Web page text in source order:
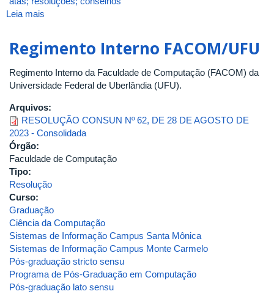
Leia mais
Resoluções
Conselhos
Superiores
Regimento Interno FACOM/UFU
Regimento Interno da Faculdade de Computação (FACOM) da
Universidade Federal de Uberlândia (UFU).
Arquivos:
RESOLUÇÃO CONSUN Nº 62, DE 28 DE AGOSTO DE
2023 - Consolidada
Órgão:
Faculdade de Computação
Tipo:
Resolução
Curso:
Graduação
Ciência da Computação
Sistemas de Informação Campus Santa Mônica
Sistemas de Informação Campus Monte Carmelo
Pós-graduação stricto sensu
Programa de Pós-Graduação em Computação
Pós-graduação lato sensu